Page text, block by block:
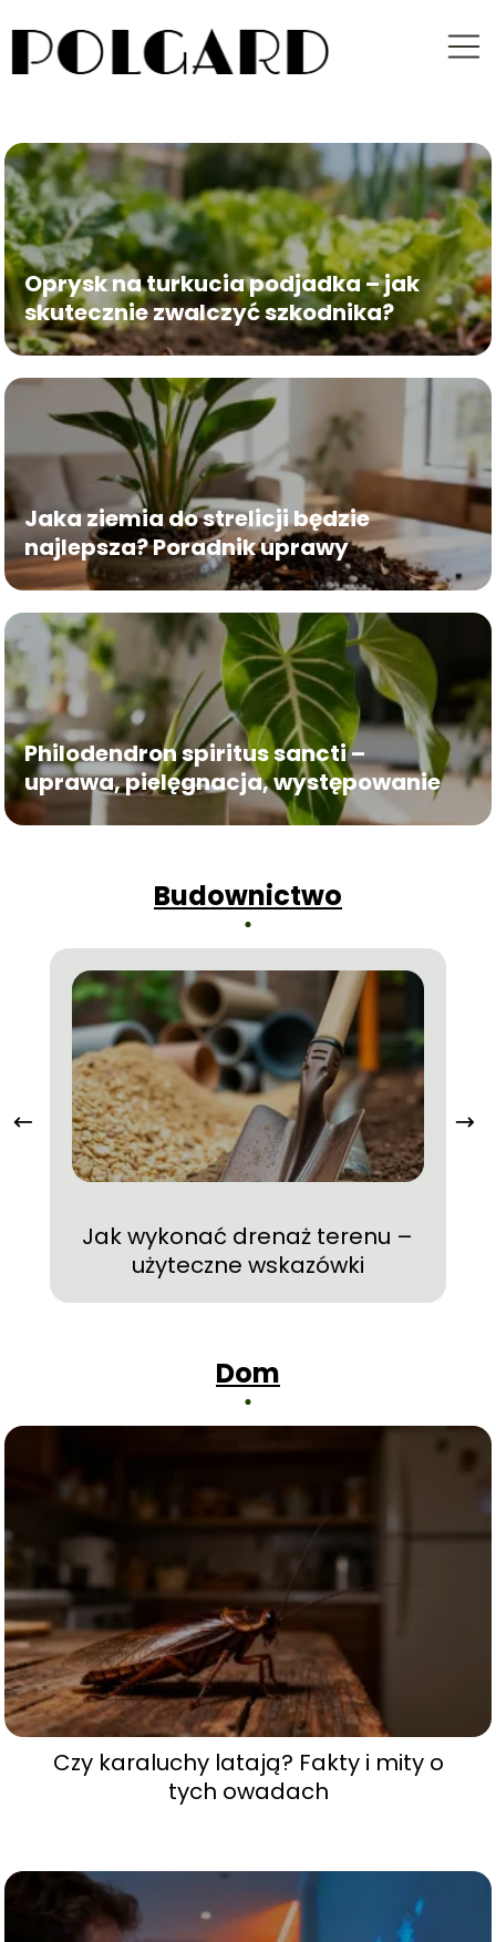
Oprysk na turkucia podjadka – jak
skutecznie zwalczyć szkodnika?
Jaka ziemia do strelicji będzie
najlepsza? Poradnik uprawy
Philodendron spiritus sancti –
uprawa, pielęgnacja, występowanie
Budownictwo
Jak wykonać drenaż terenu –
użyteczne wskazówki
Dom
Czy karaluchy latają? Fakty i mity o
tych owadach